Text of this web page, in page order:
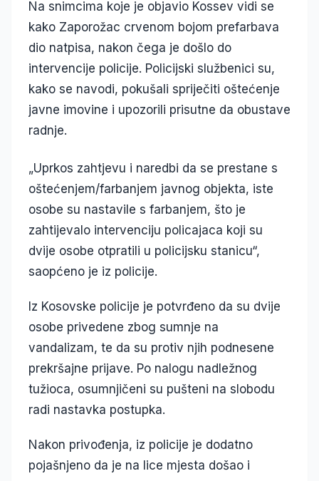
Na snimcima koje je objavio Kossev vidi se
kako Zaporožac crvenom bojom prefarbava
dio natpisa, nakon čega je došlo do
intervencije policije. Policijski službenici su,
kako se navodi, pokušali spriječiti oštećenje
javne imovine i upozorili prisutne da obustave
radnje.
„Uprkos zahtjevu i naredbi da se prestane s
oštećenjem/farbanjem javnog objekta, iste
osobe su nastavile s farbanjem, što je
zahtijevalo intervenciju policajaca koji su
dvije osobe otpratili u policijsku stanicu“,
saopćeno je iz policije.
Iz Kosovske policije je potvrđeno da su dvije
osobe privedene zbog sumnje na
vandalizam, te da su protiv njih podnesene
prekršajne prijave. Po nalogu nadležnog
tužioca, osumnjičeni su pušteni na slobodu
radi nastavka postupka.
Nakon privođenja, iz policije je dodatno
pojašnjeno da je na lice mjesta došao i